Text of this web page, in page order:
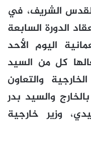
الشريف، في
الدورة السابعة
اليوم الأحد
كل من السيد
والتعاون
والسيد بدر
وزير خارجية